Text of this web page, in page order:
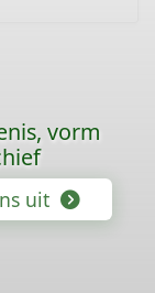
vorm
uit